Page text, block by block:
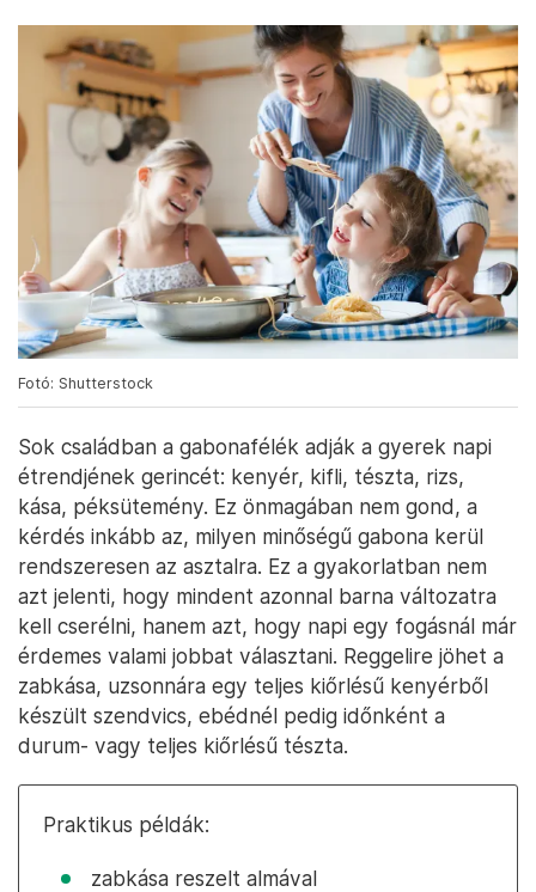
Fotó: Shutterstock
Sok családban a gabonafélék adják a gyerek napi
étrendjének gerincét: kenyér, kifli, tészta, rizs,
kása, péksütemény. Ez önmagában nem gond, a
kérdés inkább az, milyen minőségű gabona kerül
rendszeresen az asztalra. Ez a gyakorlatban nem
azt jelenti, hogy mindent azonnal barna változatra
kell cserélni, hanem azt, hogy napi egy fogásnál már
érdemes valami jobbat választani. Reggelire jöhet a
zabkása, uzsonnára egy teljes kiőrlésű kenyérből
készült szendvics, ebédnél pedig időnként a
durum- vagy teljes kiőrlésű tészta.
Praktikus példák:
zabkása reszelt almával